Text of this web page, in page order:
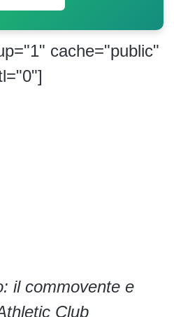
cache="public"
il commovente e
Club